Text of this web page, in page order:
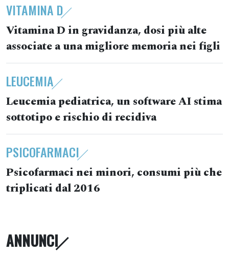
VITAMINA D
Vitamina D in gravidanza, dosi più alte
associate a una migliore memoria nei figli
LEUCEMIA
Leucemia pediatrica, un software AI stima
sottotipo e rischio di recidiva
PSICOFARMACI
Psicofarmaci nei minori, consumi più che
triplicati dal 2016
ANNUNCI